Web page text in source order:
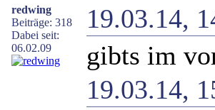
redwing
Beiträge: 318
Dabei seit:
06.02.09
19.03.14,
gibts im
19.03.14,